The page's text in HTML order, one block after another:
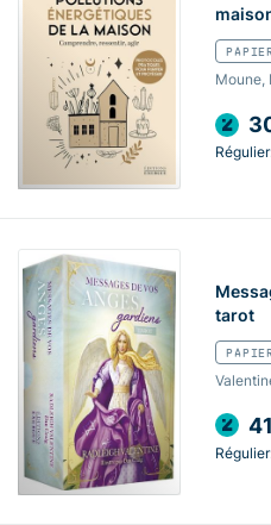
PAPIER
Moune,
tarot
PAPIER
41